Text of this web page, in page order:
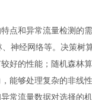
特点和异常流量检测的
神经网络等。决策树
好的性能；随机森林
能够处理复杂的非线
异常流量数据对选择的